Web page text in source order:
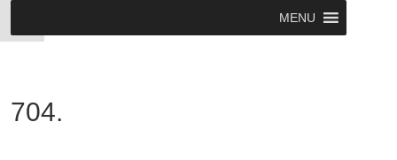
MENU
704.